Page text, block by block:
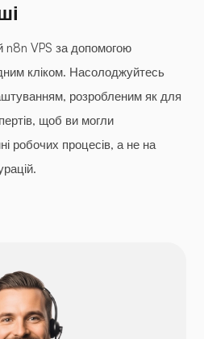
n8n VPS за допомогою
кліком. Насолоджуйтесь
розробленим як для
щоб ви могли
робочих процесів, а не на